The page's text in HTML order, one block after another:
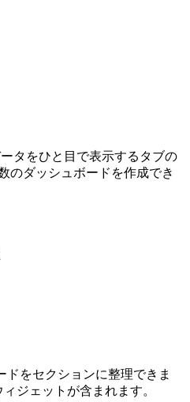
タをひと目で表示するタブの
のダッシュボードを作成でき
ドをセクションに整理できま
ジェットが含まれます。